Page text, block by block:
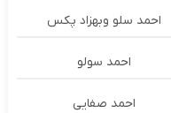
احمد سلو وبهزاد پکس
احمد سولو
احمد صفایی